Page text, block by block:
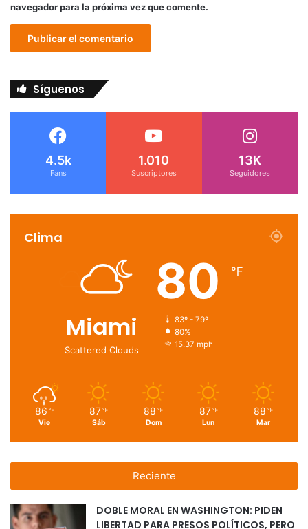
navegador para la próxima vez que comente.
Síguenos
4.5k
Fans
1.010
Suscriptores
13K
Seguidores
Clima
Miami
Scattered Clouds
80 ℉
83º - 79º
80%
15.37 mph
86 ℉
Vie
87 ℉
Sáb
88 ℉
Dom
87 ℉
Lun
88 ℉
Mar
Reciente
DOBLE MORAL EN WASHINGTON: PIDEN
LIBERTAD PARA PRESOS POLÍTICOS, PERO